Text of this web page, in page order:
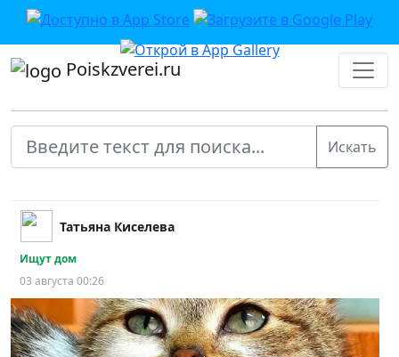
Poiskzverei.ru
Татьяна Киселева
Ищут дом
03 августа 00:26